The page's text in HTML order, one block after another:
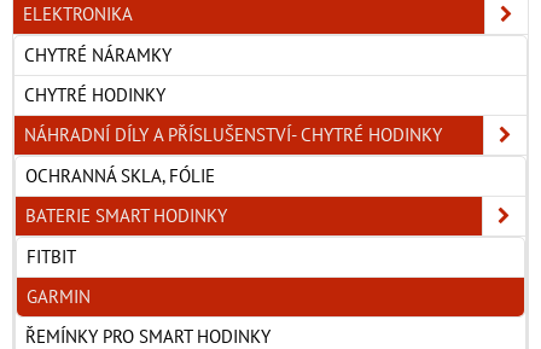
ELEKTRONIKA
CHYTRÉ NÁRAMKY
CHYTRÉ HODINKY
NÁHRADNÍ DÍLY A PŘÍSLUŠENSTVÍ- CHYTRÉ HODINKY
OCHRANNÁ SKLA, FÓLIE
BATERIE SMART HODINKY
FITBIT
GARMIN
ŘEMÍNKY PRO SMART HODINKY